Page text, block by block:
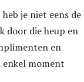
je niet eens de
door die heup en
en
enkel moment